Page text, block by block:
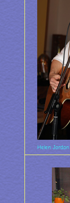
Helen Jordan